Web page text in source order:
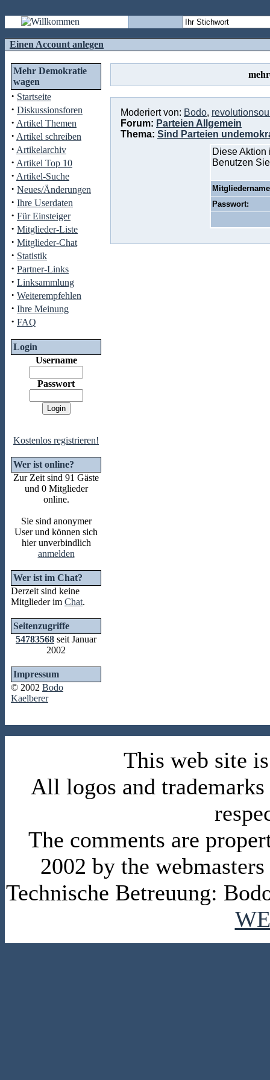
Einen Account anlegen
Mehr Demokratie
wagen
· Startseite
· Diskussionsforen
· Artikel Themen
· Artikel schreiben
· Artikelarchiv
· Artikel Top 10
· Artikel-Suche
· Neues/Änderungen
· Ihre Userdaten
· Für Einsteiger
· Mitglieder-Liste
· Mitglieder-Chat
· Statistik
· Partner-Links
· Linksammlung
· Weiterempfehlen
· Ihre Meinung
· FAQ
Login
Username
Passwort
Kostenlos registrieren!
Wer ist online?
Zur Zeit sind 91 Gäste
und 0 Mitglieder
online.
Sie sind anonymer
User und können sich
hier unverbindlich
anmelden
Wer ist im Chat?
Derzeit sind keine
Mitglieder im Chat.
Seitenzugriffe
54783568 seit Januar
2002
Impressum
© 2002 Bodo
Kaelberer
Moderiert von: Bodo,
Forum: Parteien Allgemein
Thema: Sind Parteien
Diese Aktion
Benutzen
Passwort:
This web site
All logos and
The comments are
2002 by the
Technische Betreuung: